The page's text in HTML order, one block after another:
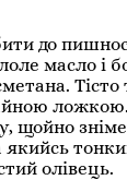
до
масло і
щойно
якийсь
олівець.